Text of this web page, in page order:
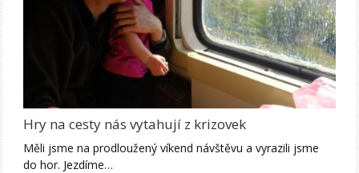
Hry na cesty nás vytahují z krizovek
Měli jsme na prodloužený víkend návštěvu a vyrazili jsme
do hor. Jezdíme…